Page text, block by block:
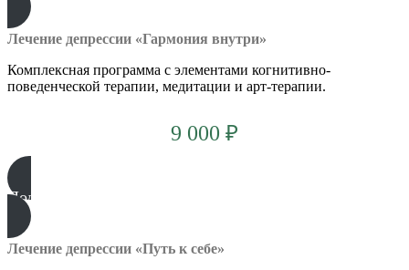
Лечение депрессии «Гармония внутри»
Комплексная программа с элементами когнитивно-
поведенческой терапии, медитации и арт-терапии.
9 000 ₽
Подробнее
Лечение депрессии «Путь к себе»